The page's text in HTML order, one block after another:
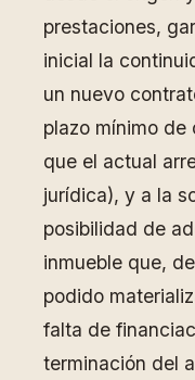
prestaciones,
inicial la
un nuevo
plazo mínimo de
que el actual
jurídica), y a la
posibilidad de
inmueble que,
podido
falta de
terminación del